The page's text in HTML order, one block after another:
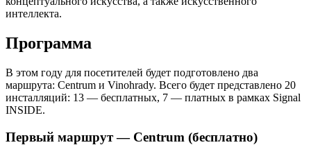
интеллекта.
Программа
В этом году для посетителей будет подготовлено два
маршрута: Centrum и Vinohrady. Всего будет представлено 20
инсталляций: 13 — бесплатных, 7 — платных в рамках Signal
INSIDE.
Первый маршрут — Centrum (бесплатно)